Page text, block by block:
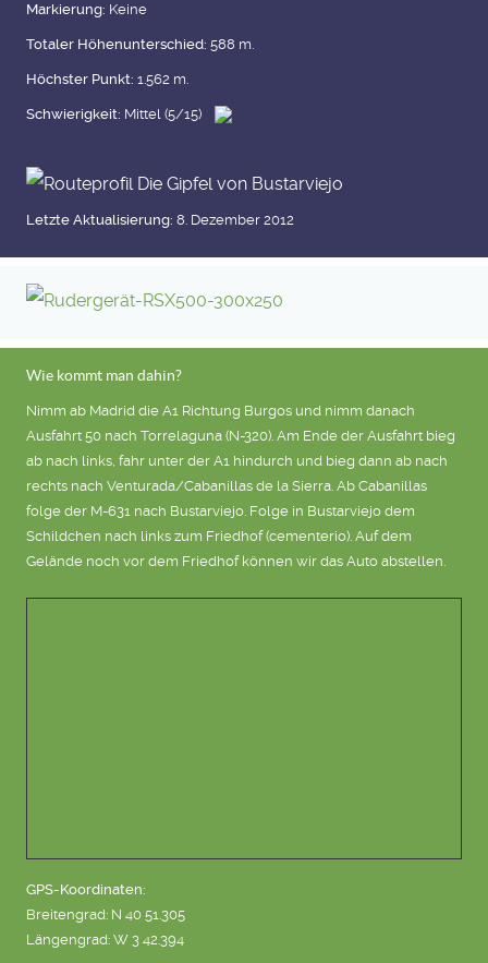
Markierung: Keine
Totaler Höhenunterschied: 588 m.
Höchster Punkt: 1.562 m.
Schwierigkeit: Mittel (5/15)
Letzte Aktualisierung: 8. Dezember 2012
Wie kommt man dahin?
Nimm ab Madrid die A1 Richtung Burgos und nimm danach
Ausfahrt 50 nach Torrelaguna (N-320). Am Ende der Ausfahrt bieg
ab nach links, fahr unter der A1 hindurch und bieg dann ab nach
rechts nach Venturada/Cabanillas de la Sierra. Ab Cabanillas
folge der M-631 nach Bustarviejo. Folge in Bustarviejo dem
Schildchen nach links zum Friedhof (cementerio). Auf dem
Gelände noch vor dem Friedhof können wir das Auto abstellen.
GPS-Koordinaten:
Breitengrad: N 40 51.305
Längengrad: W 3 42.394